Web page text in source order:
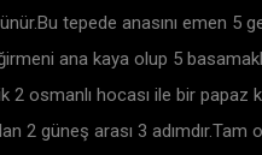
tepede anasını emen 5
ana kaya olup 5
2 osmanlı hocası ile bir
2 güneş arası 3